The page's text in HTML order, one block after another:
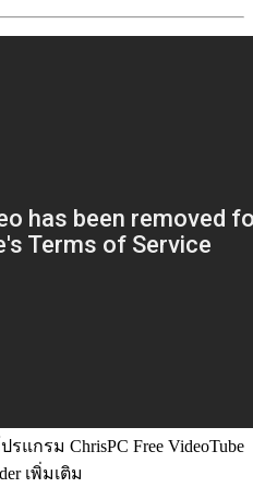
กรม ChrisPC Free VideoTube
เพิ่มเติม